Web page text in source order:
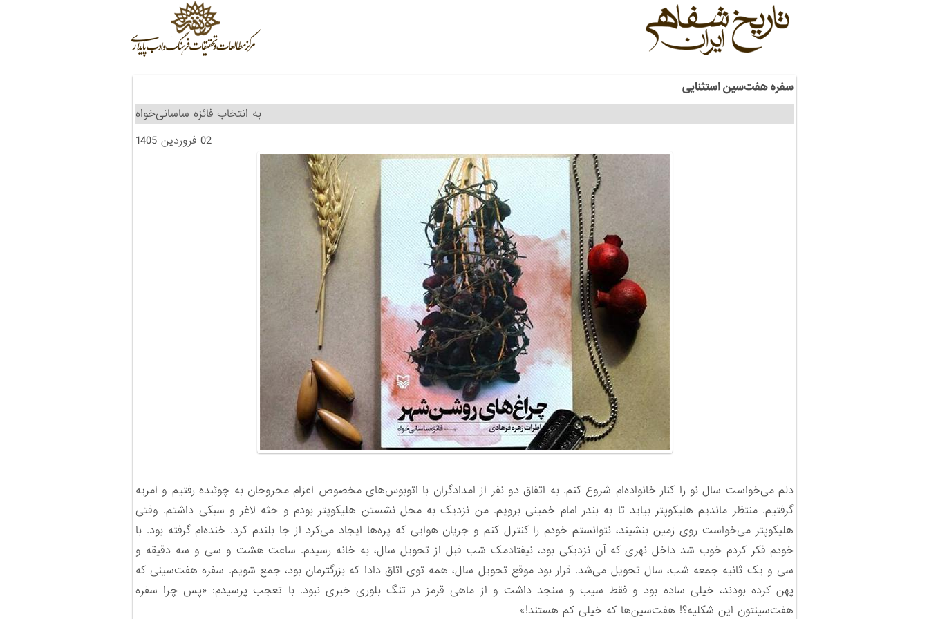
سفره هفت‌سین استثنایی
به انتخاب فائزه ساسانی‌خواه
02 فروردین 1405
دلم می‌خواست سال نو را کنار خانواده‌ام شروع کنم. به اتفاق دو نفر از امدادگران با اتوبوس‌های مخصوص اعزام مجروحان به چوئبده رفتیم و امریه
گرفتیم. منتظر ماندیم هلیکوپتر بیاید تا به بندر امام خمینی برویم. من نزدیک به محل نشستن هلیکوپتر بودم و جثه لاغر و سبکی داشتم. وقتی
هلیکوپتر می‌خواست روی زمین بنشیند، نتوانستم خودم را کنترل کنم و جریان هوایی که پره‌ها ایجاد می‌کرد از جا بلندم کرد. خنده‌ام گرفته بود. با
خودم فکر کردم خوب شد داخل نهری که آن نزدیکی بود، نیفتادمک شب قبل از تحویل سال، به خانه رسیدم. ساعت هشت و سی و سه دقیقه و
سی و یک ثانیه جمعه شب، سال تحویل می‌شد. قرار بود موقع تحویل سال، همه توی اتاق دادا که بزرگترمان بود، جمع شویم. سفره هفت‌سینی که
پهن کرده بودند، خیلی ساده بود و فقط سیب و سنجد داشت و از ماهی قرمز در تنگ بلوری خبری نبود. با تعجب پرسیدم: «پس چرا سفره
هفت‌سینتون این شکلیه؟! هفت‌سین‌ها که خیلی کم‌ هستند!»